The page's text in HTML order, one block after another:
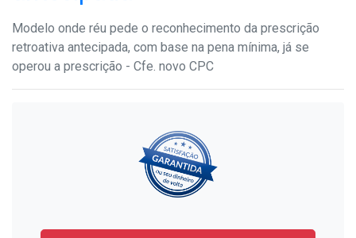
Modelo onde réu pede o reconhecimento da prescrição
retroativa antecipada, com base na pena mínima, já se
operou a prescrição - Cfe. novo CPC